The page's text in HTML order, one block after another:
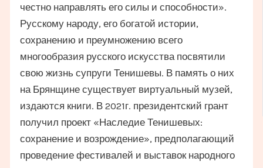
честно направлять его силы и способности».
Русскому народу, его богатой истории,
сохранению и преумножению всего
многообразия русского искусства посвятили
свою жизнь супруги Тенишевы. В память о них
на Брянщине существует виртуальный музей,
издаются книги. В 2021г. президентский грант
получил проект «Наследие Тенишевых:
сохранение и возрождение», предполагающий
проведение фестивалей и выставок народного